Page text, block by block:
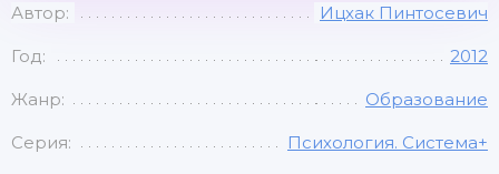
Автор: Ицхак Пинтосевич
Год: 2012
Жанр: Образование
Серия: Психология. Система+